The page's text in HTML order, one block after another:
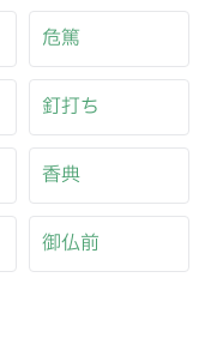
危篤
釘打ち
香典
御仏前